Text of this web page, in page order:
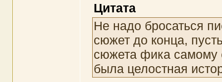
Цитата
Не надо бросаться
сюжет до конца,
сюжета фика самому
была целостная